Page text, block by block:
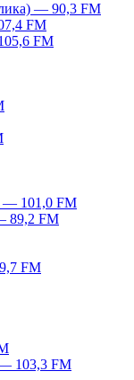
— 90,3 FM
FM
FM
— 101,0 FM
89,2 FM
FM
— 103,3 FM